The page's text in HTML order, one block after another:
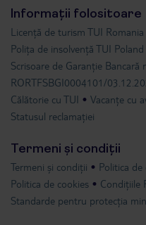
Informații folositoare
Licență de turism TUI Romania
Polița de insolvență TUI Poland
Scrisoare de Garanție Bancară
RORTFSBGI0004101/
Călătorie cu TUI
Vacanțe cu
Statusul reclamației
Termeni și condiții
Termeni și condiții
Politica
Politica de cookies
Condițiile
Standarde pentru protecția